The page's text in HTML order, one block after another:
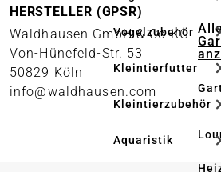
Vogelzubehör
Kleintierfutter
Kleintierzubehör
Aquaristik
HERSTELLER (GPSR)
Waldhausen GmbH & Co KG
Von-Hünefeld-Str. 53
50829 Köln
info@waldhausen.com